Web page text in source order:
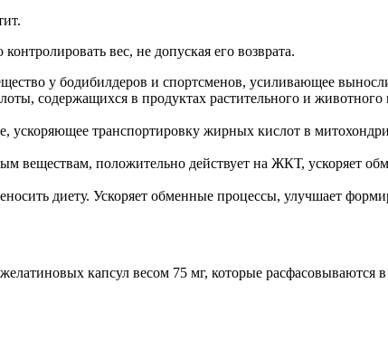
вес, не допуская его возврата.
у бодибилдеров и спортсменов, усиливающее
содержащихся в продуктах растительного и
ускоряющее транспортировку жирных кислот в
веществам, положительно действует на ЖКТ, ускоряет
диету. Ускоряет обменные процессы, улучшает
капсул весом 75 мг, которые